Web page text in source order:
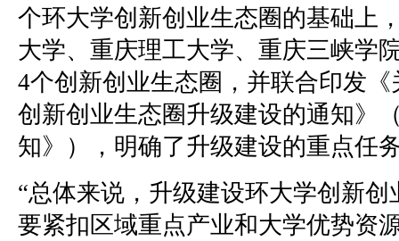
个环大学创新创业生态圈的基础上
大学、重庆理工大学、重庆三峡学
4个创新创业生态圈，并联合印发
创新创业生态圈升级建设的通知》
知》），明确了升级建设的重点任
“总体来说，升级建设环大学创新创
要紧扣区域重点产业和大学优势资